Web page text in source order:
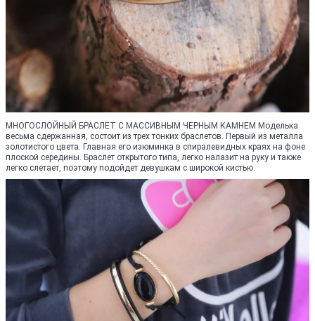
МНОГОСЛОЙНЫЙ БРАСЛЕТ С МАССИВНЫМ ЧЕРНЫМ КАМНЕМ Моделька
весьма сдержанная, состоит из трех тонких браслетов. Первый из металла
золотистого цвета. Главная его изюминка в спиралевидных краях на фоне
плоской середины. Браслет открытого типа, легко налазит на руку и также
легко слетает, поэтому подойдет девушкам с широкой кистью.